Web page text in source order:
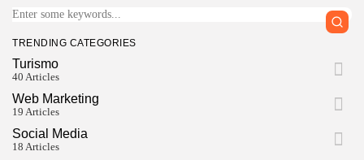
TRENDING CATEGORIES
Turismo
40 Articles
Web Marketing
19 Articles
Social Media
18 Articles